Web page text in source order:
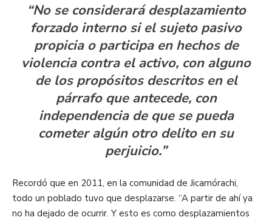
“No se considerará desplazamiento
forzado interno si el sujeto pasivo
propicia o participa en hechos de
violencia contra el activo, con alguno
de los propósitos descritos en el
párrafo que antecede, con
independencia de que se pueda
cometer algún otro delito en su
perjuicio.”
Recordó que en 2011, en la comunidad de Jicamórachi,
todo un poblado tuvo que desplazarse. “A partir de ahí ya
no ha dejado de ocurrir. Y esto es como desplazamientos